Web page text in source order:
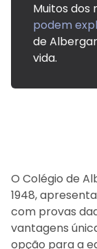
Muitos dos
podem
de
vida.
O Colégio de
1948,
com provas
vantagens
opção para a